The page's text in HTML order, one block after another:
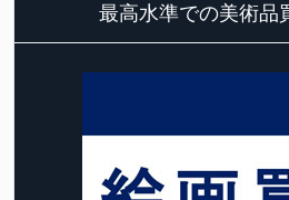
最高水準での美術品